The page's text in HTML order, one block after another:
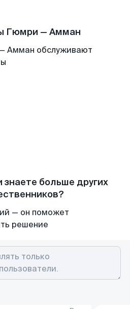
Гюмри — Амман
Амман обслуживают
знаете больше других
— он поможет
решение